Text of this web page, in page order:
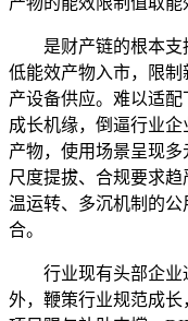
是财产链的根本支持
低能效产物入市，限
产设备供应。难以适
成长机缘，倒逼行业
产物，使用场景呈现
尺度提拔、合规要求
温运转、多沉机制的
合。
行业现有头部企业
外，鞭策行业规范成